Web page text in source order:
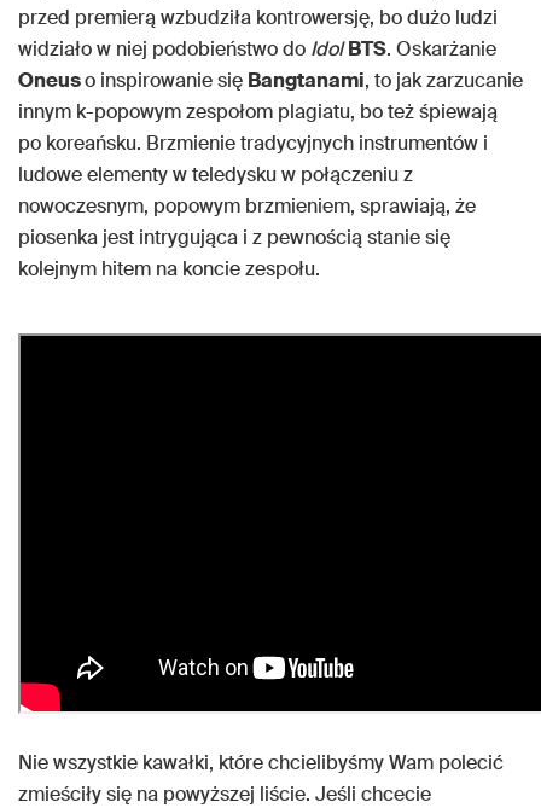
przed premierą wzbudziła kontrowersję, bo dużo ludzi
widziało w niej podobieństwo do Idol BTS. Oskarżanie
Oneuso inspirowanie się Bangtanami, to jak zarzucanie
innym k-popowym zespołom plagiatu, bo też śpiewają
po koreańsku. Brzmienie tradycyjnych instrumentów i
ludowe elementy w teledysku w połączeniu z
nowoczesnym, popowym brzmieniem, sprawiają, że
piosenka jest intrygująca i z pewnością stanie się
kolejnym hitem na koncie zespołu.
Nie wszystkie kawałki, które chcielibyśmy Wam polecić
zmieściły się na powyższej liście. Jeśli chcecie